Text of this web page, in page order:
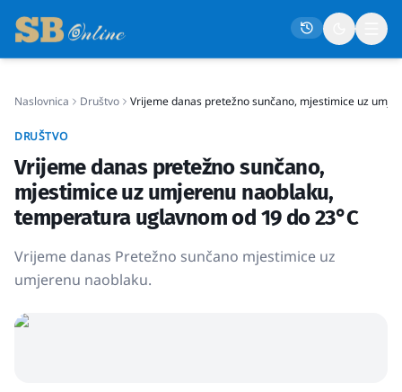
Politika
Gospodarstvo
Crna kronika
Naslovnica Društvo Vrijeme danas pretežno sunčano, mjestimice uz
DRUŠTVO
Vrijeme danas pretežno sunčano,
mjestimice uz umjerenu naoblaku,
temperatura uglavnom od 19 do 23°C
Vrijeme danas Pretežno sunčano mjestimice uz
umjerenu naoblaku.